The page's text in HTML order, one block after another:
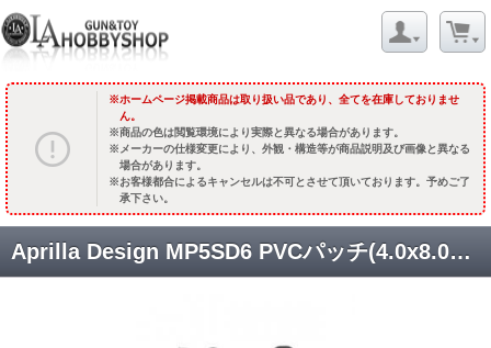
ホームページ掲載商品は取り扱い品であり、全てを在庫しておりませ
ん。
商品の色は閲覧環境により実際と異なる場合があります。
メーカーの仕様変更により、外観・構造等が商品説明及び画像と異なる
場合があります。
お客様都合によるキャンセルは不可とさせて頂いております。予めご了
承下さい。
Aprilla Design MP5SD6 PVCパッチ(4.0x8.0cm) [TAG-PMP5-SD] [取寄]